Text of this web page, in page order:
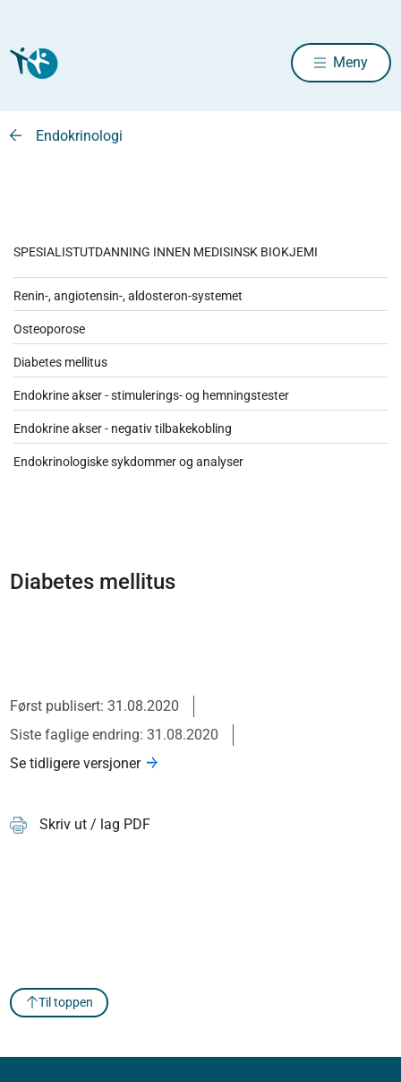
Meny
Endokrinologi
SPESIALISTUTDANNING INNEN MEDISINSK BIOKJEMI
Renin-, angiotensin-, aldosteron-systemet
Osteoporose
Diabetes mellitus
Endokrine akser - stimulerings- og hemningstester
Endokrine akser - negativ tilbakekobling
Endokrinologiske sykdommer og analyser
Diabetes mellitus
Først publisert: 31.08.2020
Siste faglige endring: 31.08.2020
Se tidligere versjoner
Skriv ut / lag PDF
Til toppen